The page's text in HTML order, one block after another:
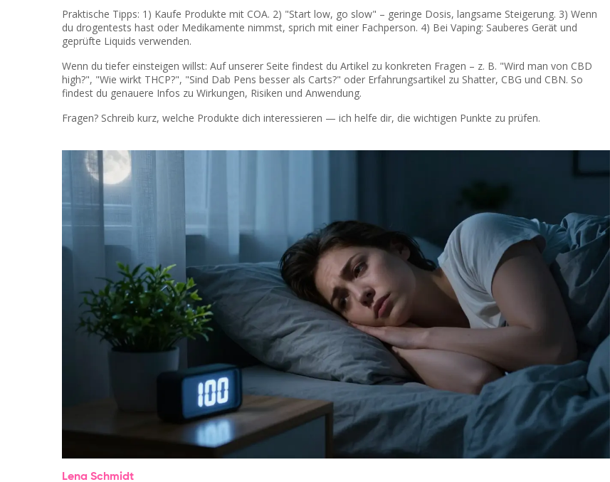
Praktische Tipps: 1) Kaufe Produkte mit COA. 2) "Start low, go slow" – geringe Dosis, langsame Steigerung. 3) Wenn
du drogentests hast oder Medikamente nimmst, sprich mit einer Fachperson. 4) Bei Vaping: Sauberes Gerät und
geprüfte Liquids verwenden.
Wenn du tiefer einsteigen willst: Auf unserer Seite findest du Artikel zu konkreten Fragen – z. B. "Wird man von CBD
high?", "Wie wirkt THCP?", "Sind Dab Pens besser als Carts?" oder Erfahrungsartikel zu Shatter, CBG und CBN. So
findest du genauere Infos zu Wirkungen, Risiken und Anwendung.
Fragen? Schreib kurz, welche Produkte dich interessieren — ich helfe dir, die wichtigen Punkte zu prüfen.
Lena Schmidt